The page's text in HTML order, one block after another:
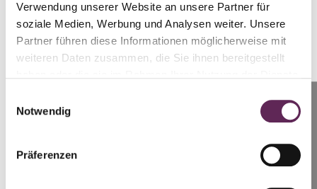
Verwendung unserer Website an unsere Partner für
soziale Medien, Werbung und Analysen weiter. Unsere
Partner führen diese Informationen möglicherweise mit
weiteren Daten zusammen, die Sie ihnen bereitgestellt
Notwendig
Präferenzen
Er kam bereits mit einer athletischen
Figur in die Sprechstunde, hatte aber
aufgrund des Umfangs der
Fettreduktion einen Hautüberhang
Verständlicherweise beeinträchtigte
Sportleben. Daher empfahl ich ihm
nach einem persönlichen
Prag: +420 739 994 664
Brünn: +420 728 955 944